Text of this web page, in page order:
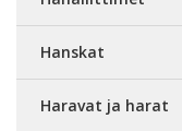
Hanskat
Haravat ja harat